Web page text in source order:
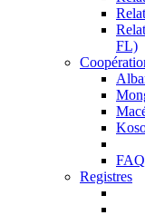
FL)
FAQ
Registres